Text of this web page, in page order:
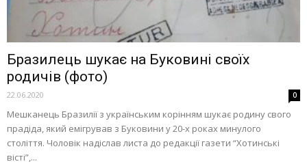
Бразилець шукає на Буковині своїх
родичів (фото)
22.06.2020 0
Мешканець Бразилії з українським корінням шукає родину свого
прадіда, який емігрував з Буковини у 20-х роках минулого
століття. Чоловік надіслав листа до редакції газети “Хотинські
вісті”,...